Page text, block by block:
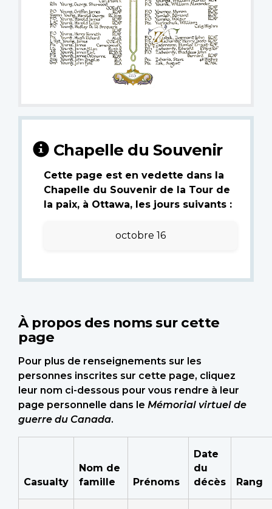
Chapelle du Souvenir
Cette page est en vedette dans la
Chapelle du Souvenir de la Tour de
la paix, à Ottawa, les jours suivants :
octobre 16
À propos des noms sur cette
page
Pour plus de renseignements sur les
personnes inscrites sur cette page, cliquez
leur nom ci-dessous pour vous rendre à leur
page personnelle dans le Mémorial virtuel de
guerre du Canada.
Casualty
Nom de
famille
Prénoms
Date
du
décès
Rang